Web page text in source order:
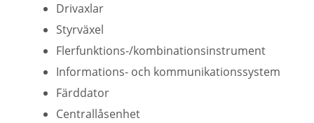
Drivaxlar
Styrväxel
Flerfunktions-/kombinationsinstrument
Informations- och kommunikationssystem
Färddator
Centrallåsenhet